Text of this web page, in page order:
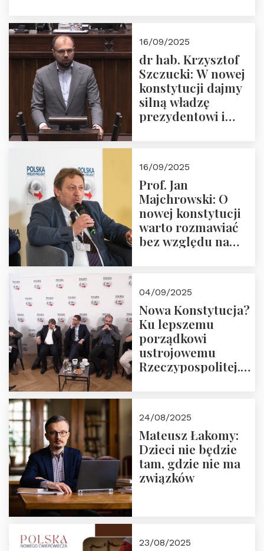
16/09/2025
dr hab. Krzysztof
Szczucki: W nowej
konstytucji dajmy
silną władzę
prezydentowi i
16/09/2025
Prof. Jan
Majchrowski: O
nowej konstytucji
warto rozmawiać
bez względu na
04/09/2025
Nowa Konstytucja?
Ku lepszemu
porządkowi
ustrojowemu
Rzeczypospolitej.
24/08/2025
Mateusz Łakomy:
Dzieci nie będzie
tam, gdzie nie ma
związków
23/08/2025